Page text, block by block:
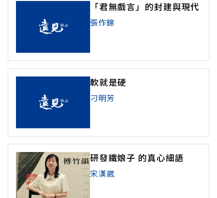
「君無戲言」的封建與現代
張作錦
軟就是硬
刁明芳
研發鐵娘子 的真心細語
宋漢崴